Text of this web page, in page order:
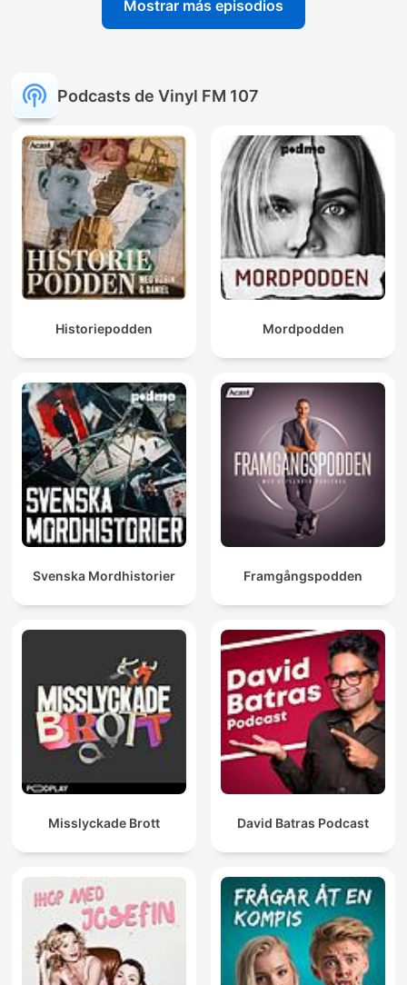
Mostrar más episodios
Podcasts de Vinyl FM 107
Historiepodden Mordpodden
Svenska Mordhistorier Framgångspodden
Misslyckade Brott David Batras Podcast